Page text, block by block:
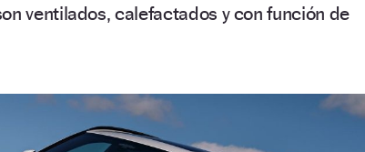
ventilados, calefactados y con función de